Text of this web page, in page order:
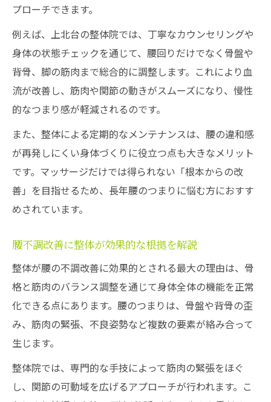
プローチできます。
例えば、上北台の整体院では、丁寧なカウンセリングや
身体の状態チェックを通じて、腰回りだけでなく骨盤や
背骨、脚の筋肉まで総合的に調整します。これにより血
流が改善し、筋肉や関節の動きがスムーズになり、慢性
的なつまり感が軽減されるのです。
また、整体による定期的なメンテナンスは、腰の違和感
が再発しにくい身体づくりに役立つ点も大きなメリット
です。マッサージだけでは得られない「根本からの改
善」を目指せるため、長年腰のつまりに悩む方におすす
めされています。
腰不調改善に整体が効果的な根拠を解説
整体が腰の不調改善に効果的とされる最大の理由は、骨
格と筋肉のバランス調整を通じて身体全体の機能を正常
化できる点にあります。腰のつまりは、骨盤や背骨の歪
み、筋肉の緊張、不良姿勢など複数の要素が絡み合って
生じます。
整体院では、専門的な手技によって筋肉の緊張をほぐ
し、関節の可動域を広げるアプローチが行われます。こ